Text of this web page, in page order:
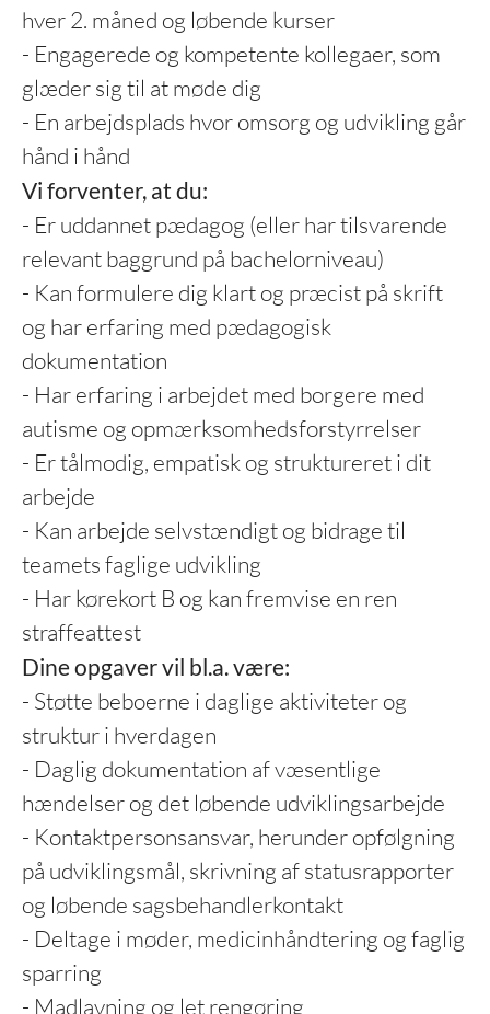
hver 2. måned og løbende kurser
- Engagerede og kompetente kollegaer, som
glæder sig til at møde dig
- En arbejdsplads hvor omsorg og udvikling går
hånd i hånd
Vi forventer, at du:
- Er uddannet pædagog (eller har tilsvarende
relevant baggrund på bachelorniveau)
- Kan formulere dig klart og præcist på skrift
og har erfaring med pædagogisk
dokumentation
- Har erfaring i arbejdet med borgere med
autisme og opmærksomhedsforstyrrelser
- Er tålmodig, empatisk og struktureret i dit
arbejde
- Kan arbejde selvstændigt og bidrage til
teamets faglige udvikling
- Har kørekort B og kan fremvise en ren
straffeattest
Dine opgaver vil bl.a. være:
- Støtte beboerne i daglige aktiviteter og
struktur i hverdagen
- Daglig dokumentation af væsentlige
hændelser og det løbende udviklingsarbejde
- Kontaktpersonsansvar, herunder opfølgning
på udviklingsmål, skrivning af statusrapporter
og løbende sagsbehandlerkontakt
- Deltage i møder, medicinhåndtering og faglig
sparring
- Madlavning og let rengøring